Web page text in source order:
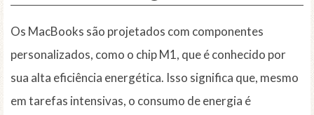
Os MacBooks são projetados com componentes
personalizados, como o chip M1, que é conhecido por
sua alta eficiência energética. Isso significa que, mesmo
em tarefas intensivas, o consumo de energia é